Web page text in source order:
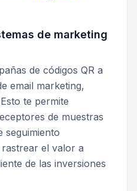
de marketing
de códigos QR a
email marketing,
te permite
de muestras
seguimiento
el valor a
de las inversiones